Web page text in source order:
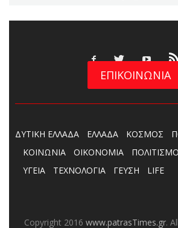
ΕΠΙΚΟΙΝΩΝΙΑ
ΔΥΤΙΚΗ ΕΛΛΑΔΑ ΕΛΛΑΔΑ ΚΟΣΜΟΣ
ΚΟΙΝΩΝΙΑ
ΟΙΚΟΝΟΜΙΑ
ΥΓΕΙΑ
ΤΕΧΝΟΛΟΓΙΑ ΓΕΥΣΗ LIFE
Copyright 2016 www.patrasTimes.gr.